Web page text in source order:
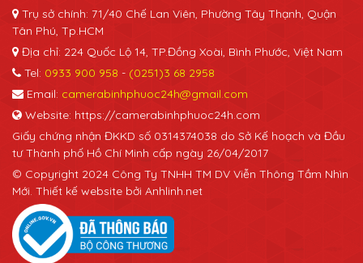
Trụ sở chính: 71/40 Chế Lan Viên, Phường Tây Thạnh, Quận
Tân Phú, Tp.HCM
Địa chỉ: 224 Quốc Lộ 14, TP.Đồng Xoài, Bình Phước, Việt Nam
Tel: 0933 900 958 - (0251)3 68 2958
Email: camerabinhphuoc24h@gmail.com
Website: https://camerabinhphuoc24h.com
Giấy chứng nhận ĐKKD số 0314374038 do Sở Kế hoạch và Đầu
tư Thành phố Hồ Chí Minh cấp ngày 26/04/2017
© Copyright 2024 Công Ty TNHH TM DV Viễn Thông Tầm Nhìn
Mới. Thiết kế website bởi Anhlinh.net